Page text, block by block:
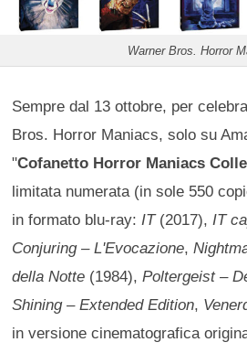
Warner Bros. Horror
Sempre dal 13 ottobre, per
Bros. Horror Maniacs, solo su
"Cofanetto Horror Maniacs
limitata numerata (in sole 550
in formato blu-ray: IT(2017),IT
Conjuring – L'Evocazione,
della Notte (1984),Poltergeist –
Shining – Extended Edition,
in versione cinematografica